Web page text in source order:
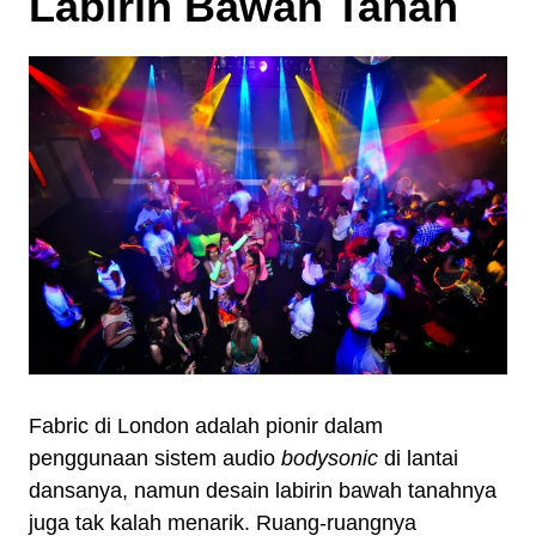
Fabric di London adalah pionir dalam
penggunaan sistem audio bodysonic di lantai
dansanya, namun desain labirin bawah tanahnya
juga tak kalah menarik. Ruang-ruangnya